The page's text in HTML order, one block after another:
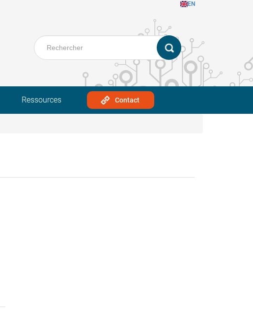
EN
Ressources Contact